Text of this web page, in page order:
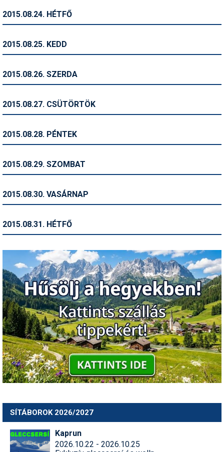
Történelem
Utazási tippek
2015.08.24. HÉTFŐ
2015.08.25. KEDD
2015.08.26. SZERDA
2015.08.27. CSÜTÖRTÖK
2015.08.28. PÉNTEK
2015.08.29. SZOMBAT
2015.08.30. VASÁRNAP
2015.08.31. HÉTFŐ
SÍTÁBOROK 2026/2027
Kaprun
2026.10.22 - 2026.10.25